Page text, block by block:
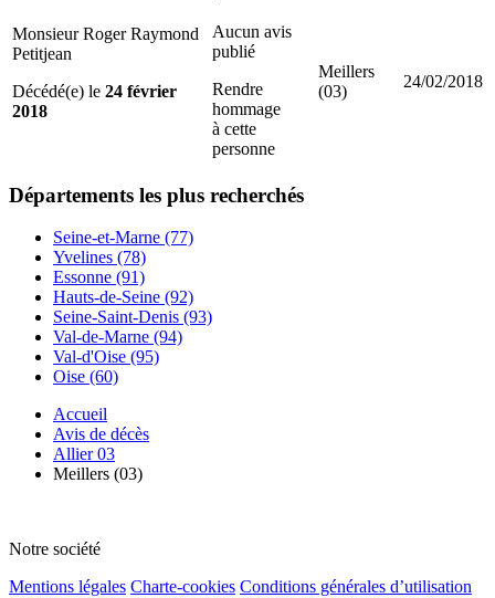
Monsieur Roger Raymond
Petitjean
Décédé(e) le 24 février
2018
Aucun avis
publié
Rendre
hommage
à cette
personne
Meillers
(03)
24/02/2018
Départements les plus recherchés
Seine-et-Marne (77)
Yvelines (78)
Essonne (91)
Hauts-de-Seine (92)
Seine-Saint-Denis (93)
Val-de-Marne (94)
Val-d'Oise (95)
Oise (60)
Accueil
Avis de décès
Allier 03
Meillers (03)
Notre société
Mentions légales Charte-cookies Conditions générales d’utilisation